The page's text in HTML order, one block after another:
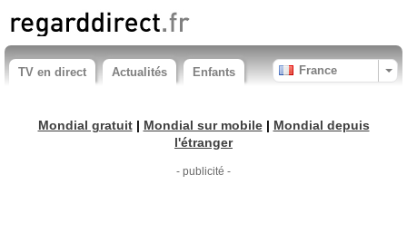
TV en direct Actualités Enfants France
Mondial gratuit| Mondial sur mobile| Mondial depuis
l'étranger
- publicité -